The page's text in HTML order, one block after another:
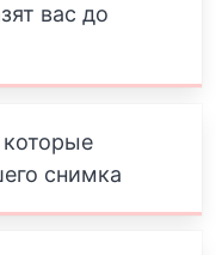
вас до
снимка